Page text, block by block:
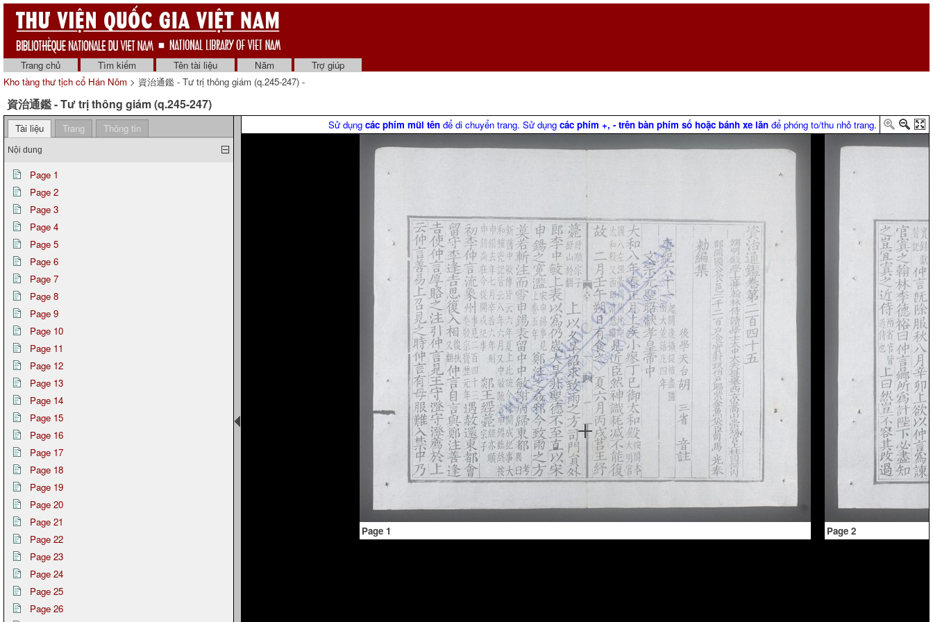
Trang chủ Tìm kiếm Tên tài liệu Năm
Trợ giúp
Kho tàng thư tịch cổ Hán Nôm > 資治通鑑 - Tư trị thông giám (q.245-247) -
資治通鑑 - Tư trị thông giám (q.245-247)
Tài liệu Trang Thông tin
Nội dung
Page 1
Page 2
Page 3
Page 4
Page 5
Page 6
Page 7
Page 8
Page 9
Page 10
Page 11
Page 12
Page 13
Page 14
Page 15
Page 16
Page 17
Page 18
Page 19
Page 20
Page 21
Page 22
Page 23
Page 24
Page 25
Page 26
Sử dụng các phím mũi tên để di chuyển trang. Sử dụng các phím +, - trên bàn phím số hoặc bánh xe lăn để phóng to/thu nhỏ trang.
Page 1 Page 2